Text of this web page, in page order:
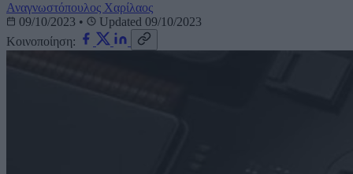
Αναγνωστόπουλος Χαρίλαος
09/10/2023 •
Updated 09/10/2023
Κοινοποίηση: